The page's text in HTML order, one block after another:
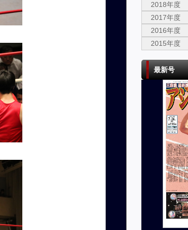
2018年度
2017年度
2016年度
2015年度
最新号